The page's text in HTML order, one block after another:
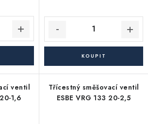
ventil
1,6
Třícestný směšovací ventil
ESBE VRG 133 20-2,5